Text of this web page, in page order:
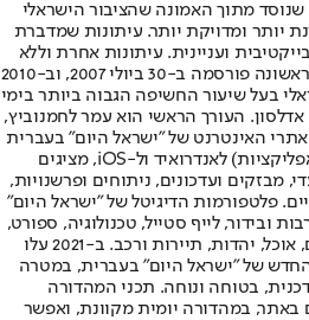
מתוך האמונה שהציבור הישראלי
יותר ומדויקת יותר. עיתונות שמדברת
ועניינית. עיתונות אחרת וללא
תשלום. המהדורה המודפסת הראשונה פורסמה ב-30 ביולי 2007, וב-2010
בעל שיעור החשיפה הגבוה ביותר בימי
העורך הראשי הוא עמר לחמנוביץ,
האינטרנט של "ישראל היום" בעברית
ובאנגלית, כמו כן היישומונים (אפליקציות) לאנדרואיד ול-iOS, מציגים
מבזקים ועדכונים, ניתוחים ופרשנויות,
פלטפורמות הדיגיטל של "ישראל היום"
ובידור, לייף סטייל, טכנולוגיה, ספורט,
כלכלה וצרכנות, בריאות, חיילים, אוכל, יהדות, תיירות ורכב. ב-2021 עלו
החדש של "ישראל היום" בעברית, במטרה
בטוחה ונוחה. תכני המהדורה
באתר, במהדורה יומית מקוונת, ואפשר